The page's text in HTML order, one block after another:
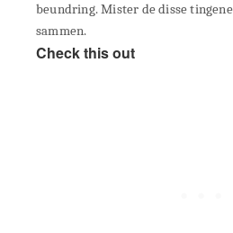
beundring. Mister de disse
sammen.
Check this out